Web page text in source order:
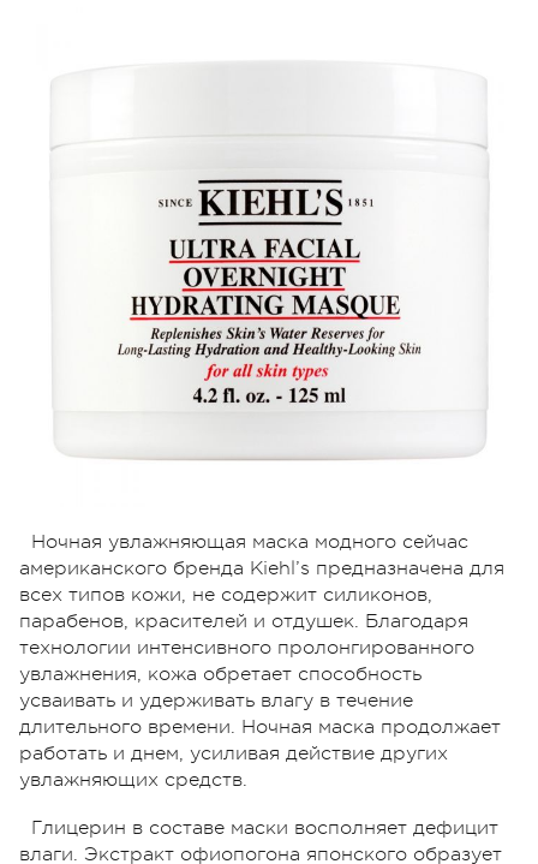
Ночная увлажняющая маска модного сейчас
американского бренда Kiehl’s предназначена для
всех типов кожи, не содержит силиконов,
парабенов, красителей и отдушек. Благодаря
технологии интенсивного пролонгированного
увлажнения, кожа обретает способность
усваивать и удерживать влагу в течение
длительного времени. Ночная маска продолжает
работать и днем, усиливая действие других
увлажняющих средств.
Глицерин в составе маски восполняет дефицит
влаги. Экстракт офиопогона японского образует